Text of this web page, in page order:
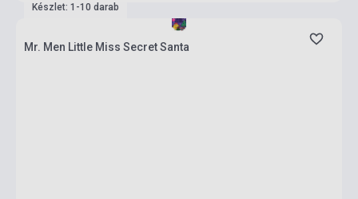
Készlet: 1-10 darab
Mr. Men Little Miss Secret Santa